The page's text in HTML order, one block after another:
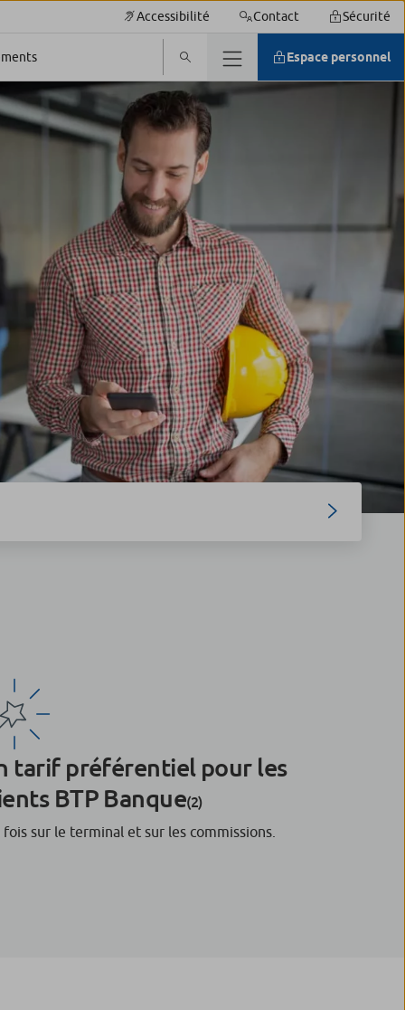
Accessibilité Contact Sécurité
Espace personnel
tarif préférentiel pour les
BTP Banque(2)
fois sur le terminal et sur les commissions.